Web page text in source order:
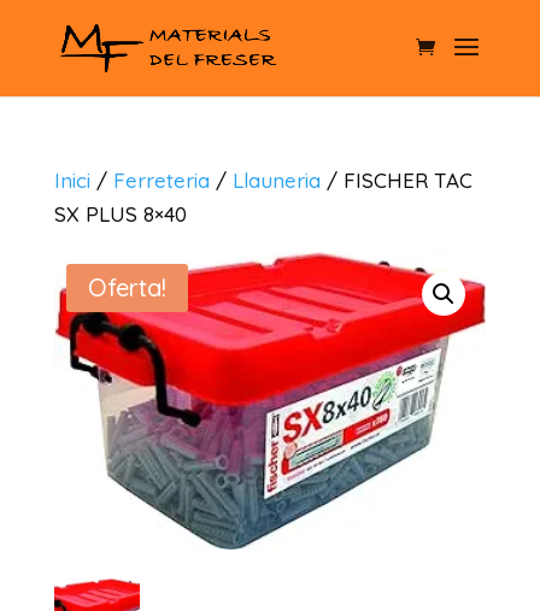
Inici / Ferreteria / Llauneria / FISCHER TAC
SX PLUS 8×40
Oferta!